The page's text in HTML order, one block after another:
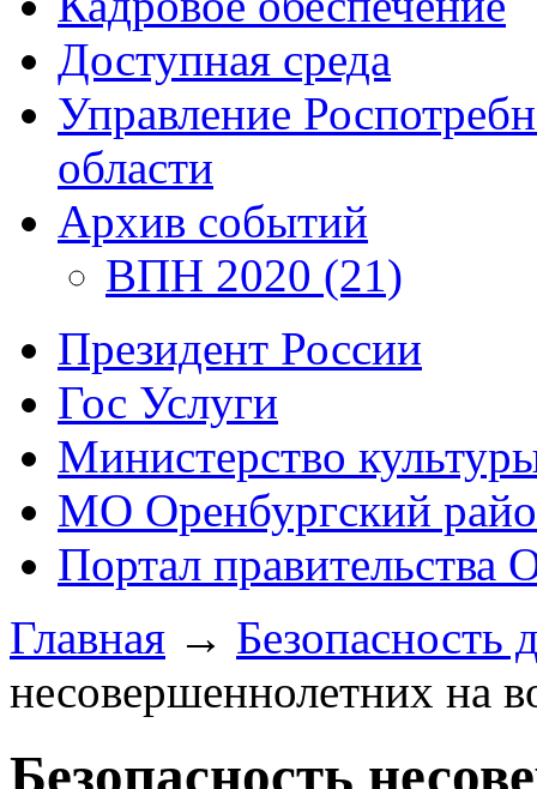
Доступная среда
Управление
области
Архив событий
ВПН 2020 (21)
Президент России
Гос Услуги
Министерство
МО Оренбургский
Портал правительства
Главная → Безопасность
несовершеннолетних на
Безопасность